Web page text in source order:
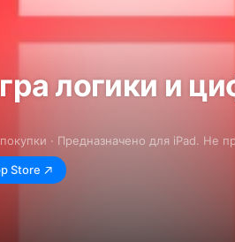
логики и
· Предназначено для iPad. Не
Store